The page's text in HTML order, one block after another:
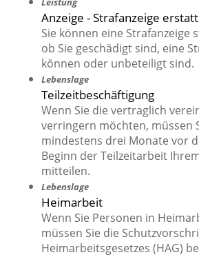
Anzeige - Strafanzeige
Sie können eine Strafanzeige
ob Sie geschädigt sind, eine
können oder unbeteiligt sind.
Lebenslage
Teilzeitbeschäftigung
Wenn Sie die vertraglich
verringern möchten, müssen
mindestens drei Monate vor
Beginn der Teilzeitarbeit
mitteilen.
Lebenslage
Heimarbeit
Wenn Sie Personen in
müssen Sie die
Heimarbeitsgesetzes (HAG)